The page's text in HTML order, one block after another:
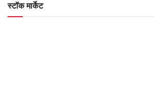
स्टॉक मार्केट